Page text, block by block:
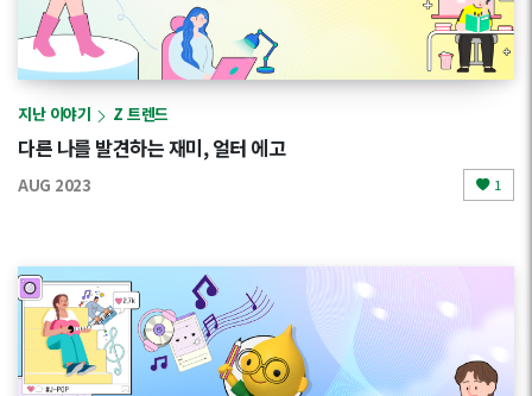
지난 이야기 Z 트렌드
다른 나를 발견하는 재미, 얼터 에고
AUG 2023 1